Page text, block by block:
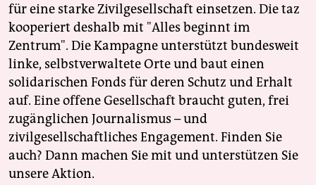
für eine starke Zivilgesellschaft einsetzen. Die taz
kooperiert deshalb mit "Alles beginnt im
Zentrum". Die Kampagne unterstützt bundesweit
linke, selbstverwaltete Orte und baut einen
solidarischen Fonds für deren Schutz und Erhalt
auf. Eine offene Gesellschaft braucht guten, frei
zugänglichen Journalismus – und
zivilgesellschaftliches Engagement. Finden Sie
auch? Dann machen Sie mit und unterstützen Sie
unsere Aktion.